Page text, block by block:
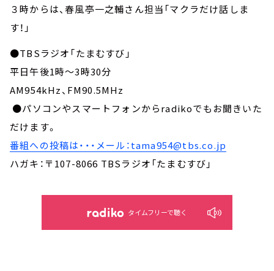
３時からは、春風亭一之輔さん担当「マクラだけ話しま
す！」
●TBSラジオ「たまむすび」
平日午後1時～3時30分
AM954kHz、FM90.5MHz
●パソコンやスマートフォンからradikoでもお聞きいた
だけます。
番組への投稿は・・・メール：tama954@tbs.co.jp
ハガキ：〒107-8066 TBSラジオ「たまむすび」
タイムフリーで聴く